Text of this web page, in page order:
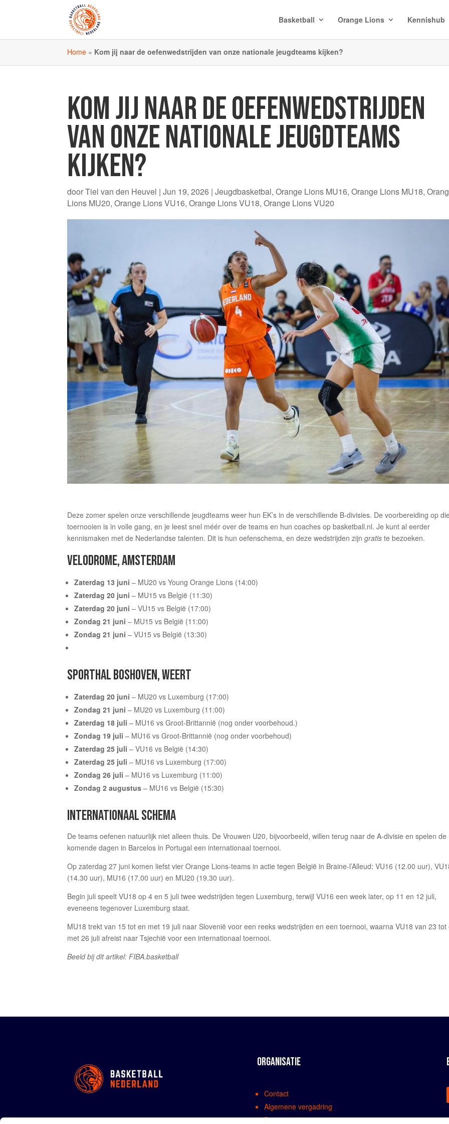
Basketball Orange Lions Kennishub
Home » Kom jij naar de oefenwedstrijden van onze nationale jeugdteams kijken?
KOM JIJ NAAR DE OEFENWEDSTRIJDEN
VAN ONZE NATIONALE JEUGDTEAMS
KIJKEN?
doorTiel van den Heuvel |Jun 19, 2026 |Jeugdbasketbal,Orange Lions MU16,Orange Lions MU18,
Lions MU20,Orange Lions VU16,Orange Lions VU18,Orange Lions VU20
Deze zomer spelen onze verschillende jeugdteams weer hun EK’s in de verschillende B-divisies. De voorbereiding op
toernooien is in volle gang, en je leest snel méér over de teams en hun coaches op basketball.nl. Je kunt al eerder
kennismaken met de Nederlandse talenten. Dit is hun oefenschema, en deze wedstrijden zijngratiste bezoeken.
VELODROME, AMSTERDAM
Zaterdag 13 juni – MU20 vs Young Orange Lions (14:00)
Zaterdag 20 juni – MU15 vs België (11:30)
Zaterdag 20 juni – VU15 vs België (17:00)
Zondag 21 juni – MU15 vs België (11:00)
Zondag 21 juni – VU15 vs België (13:30)
SPORTHAL BOSHOVEN, WEERT
Zaterdag 20 juni – MU20 vs Luxemburg (17:00)
Zondag 21 juni – MU20 vs Luxemburg (11:00)
Zaterdag 18 juli – MU16 vs Groot-Brittannië (nog onder voorbehoud.)
Zondag 19 juli – MU16 vs Groot-Brittannië (nog onder voorbehoud)
Zaterdag 25 juli – VU16 vs België (14:30)
Zaterdag 25 juli – MU16 vs Luxemburg (17:00)
Zondag 26 juli – MU16 vs Luxemburg (11:00)
Zondag 2 augustus – MU16 vs België (15:30)
INTERNATIONAAL SCHEMA
De teams oefenen natuurlijk niet alleen thuis. De Vrouwen U20, bijvoorbeeld, willen terug naar de A-divisie en spelen de
komende dagen in Barcelos in Portugal een internationaal toernooi.
Op zaterdag 27 juni komen liefst vier Orange Lions-teams in actie tegen België in Braine-l’Alleud: VU16 (12.00 uur),
(14.30 uur), MU16 (17.00 uur) en MU20 (19.30 uur).
Begin juli speelt VU18 op 4 en 5 juli twee wedstrijden tegen Luxemburg, terwijl VU16 een week later, op 11 en 12 juli,
eveneens tegenover Luxemburg staat.
MU18 trekt van 15 tot en met 19 juli naar Slovenië voor een reeks wedstrijden en een toernooi, waarna VU18 van 23 tot
met 26 juli afreist naar Tsjechië voor een internationaal toernooi.
Beeld bij dit artikel: FIBA.basketball
ORGANISATIE
Contact
Algemene vergadring
Bestuur